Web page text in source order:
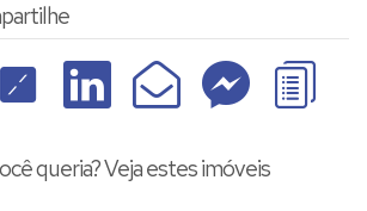
queria? Veja estes imóveis